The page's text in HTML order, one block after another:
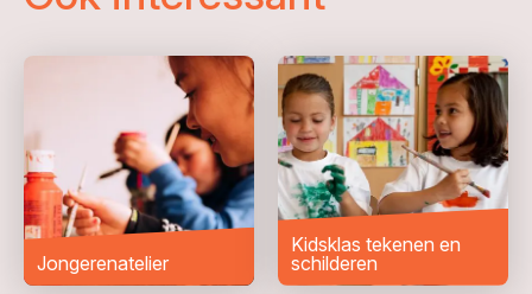
Telefoonnummer
Woonplaats*
Bericht*
Jongerenatelier
Kidsklas tekenen en
schilderen